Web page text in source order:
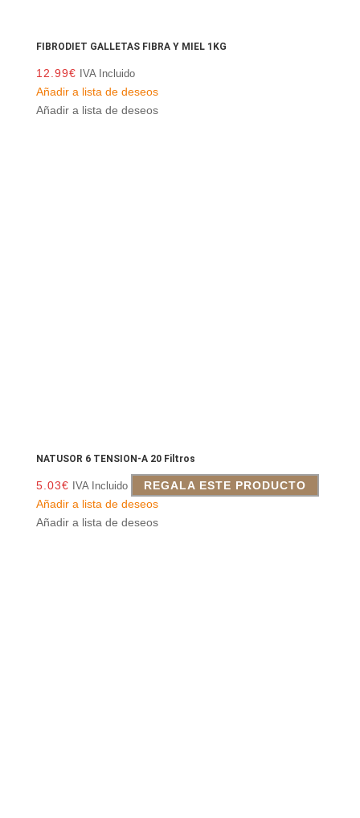
FIBRODIET GALLETAS FIBRA Y MIEL 1KG
12.99€ IVA Incluido
Añadir a lista de deseos
Añadir a lista de deseos
NATUSOR 6 TENSION-A 20 Filtros
5.03€ IVA Incluido
REGALA ESTE PRODUCTO
Añadir a lista de deseos
Añadir a lista de deseos